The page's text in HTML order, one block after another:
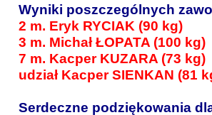
Wyniki poszczególnych
2 m. Eryk RYCIAK (90 kg)
3 m. Michał ŁOPATA (100 kg)
7 m. Kacper KUZARA (73 kg)
udział Kacper SIENKAN (81
Serdeczne podziękowania